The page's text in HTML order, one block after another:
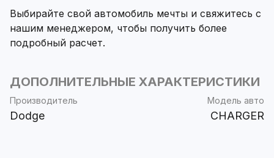
Выбирайте свой автомобиль мечты и свяжитесь с
нашим менеджером, чтобы получить более
подробный расчет.
ДОПОЛНИТЕЛЬНЫЕ ХАРАКТЕРИСТИКИ
Производитель
Dodge
Модель авто
CHARGER